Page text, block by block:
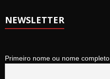
NEWSLETTER
Primeiro nome ou nome completo